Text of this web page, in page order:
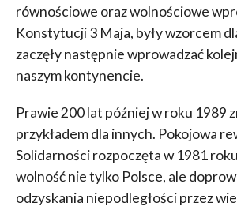
równościowe oraz wolnościowe
Konstytucji 3 Maja, były wzorcem
zaczęły następnie wprowadzać
naszym kontynencie.
Prawie 200 lat później w roku 1989
przykładem dla innych. Pokojowa
Solidarności rozpoczęta w 1981
wolność nie tylko Polsce, ale
odzyskania niepodległości przez